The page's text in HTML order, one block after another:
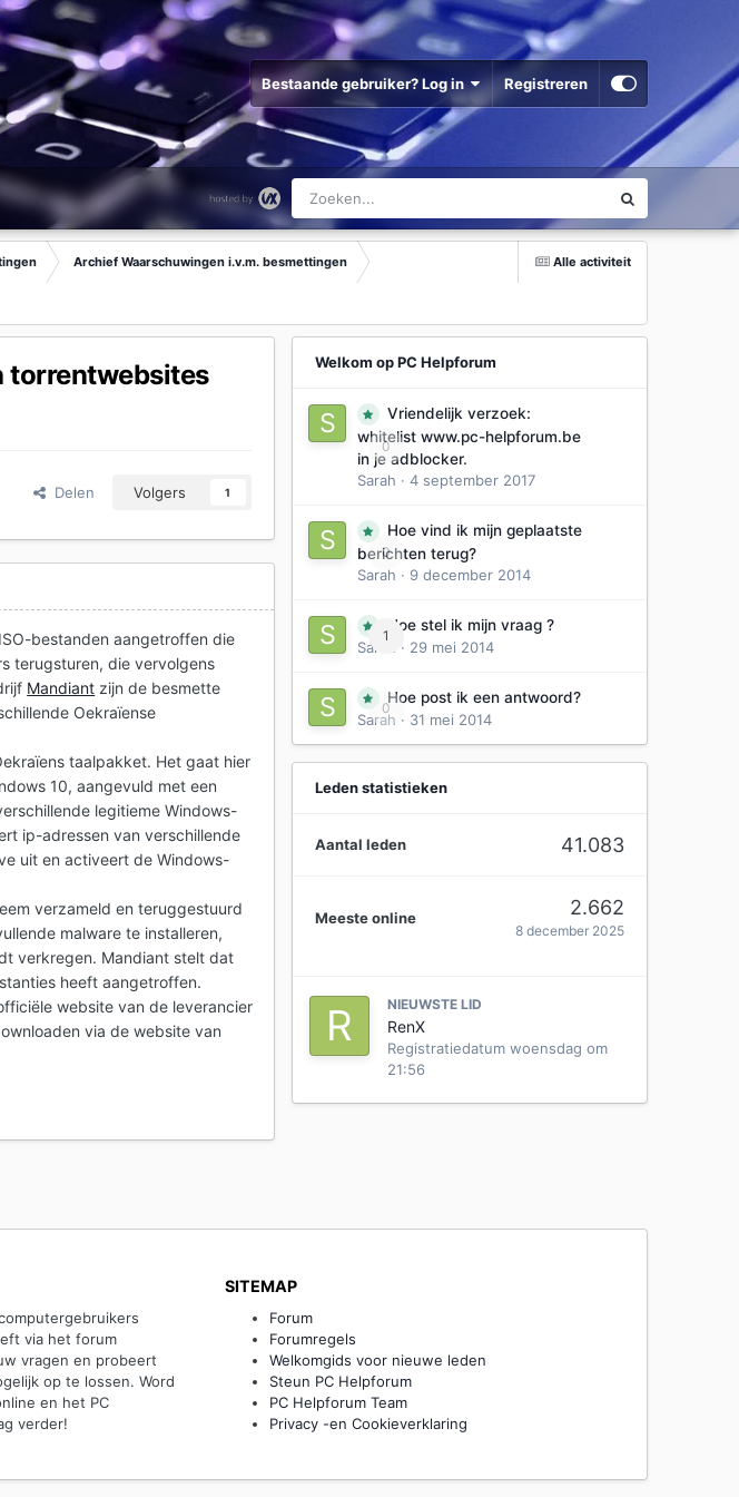
Bestaande gebruiker? Log in Registreren
Alle activiteit
Archief Waarschuwingen i.v.m. besmettingen
torrentwebsites
Delen Volgers 1
bestanden aangetroffen die
terugsturen, die vervolgens
Mandiant zijn de besmette
Oekraïense
taalpakket. Het gaat hier
10, aangevuld met een
legitieme Windows-
ip-adressen van verschillende
uit en activeert de Windows-
verzameld en teruggestuurd
malware te installeren,
verkregen. Mandiant stelt dat
heeft aangetroffen.
website van de leverancier
via de website van
Welkom op PC Helpforum
0
Vriendelijk verzoek:
whitelist www.pc-helpforum.be
in je adblocker.
Sarah · 4 september 2017
0
Hoe vind ik mijn geplaatste
berichten terug?
Sarah · 9 december 2014
1
Hoe stel ik mijn vraag ?
Sarah
· 29 mei 2014
0
Hoe post ik een antwoord?
Sarah · 31 mei 2014
Leden statistieken
Aantal leden 41.083
Meeste online 2.662
8 december 2025
NIEUWSTE LID
RenX
Registratiedatum woensdag om
21:56
via het forum
vragen en probeert
op te lossen. Word
en het PC
verder!
SITEMAP
Forum
Forumregels
Welkomgids voor nieuwe leden
Steun PC Helpforum
PC Helpforum Team
Privacy -en Cookieverklaring